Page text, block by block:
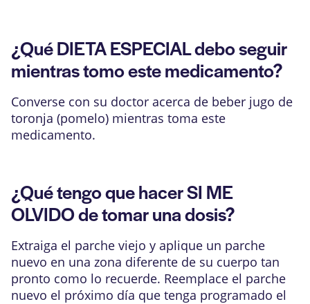
¿Qué DIETA ESPECIAL debo seguir
mientras tomo este medicamento?
Converse con su doctor acerca de beber jugo de
toronja (pomelo) mientras toma este
medicamento.
¿Qué tengo que hacer SI ME
OLVIDO de tomar una dosis?
Extraiga el parche viejo y aplique un parche
nuevo en una zona diferente de su cuerpo tan
pronto como lo recuerde. Reemplace el parche
nuevo el próximo día que tenga programado el